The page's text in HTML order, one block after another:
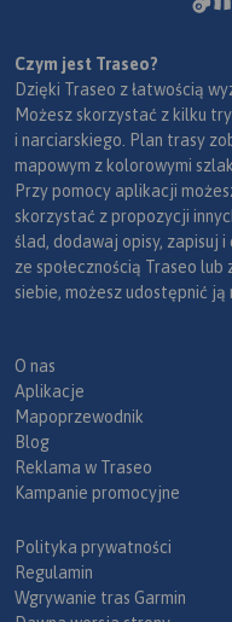
Czym jest Traseo?
Dzięki Traseo z łatwością
Możesz skorzystać z kilku
i narciarskiego. Plan trasy
mapowym z kolorowymi
Przy pomocy aplikacji
skorzystać z propozycji
ślad, dodawaj opisy, zapisuj
ze społecznością Traseo
siebie, możesz udostępnić
O nas
Aplikacje
Mapoprzewodnik
Blog
Reklama w Traseo
Kampanie promocyjne
Polityka prywatności
Regulamin
Wgrywanie tras Garmin